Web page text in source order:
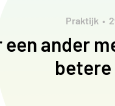
Praktijk
een ander